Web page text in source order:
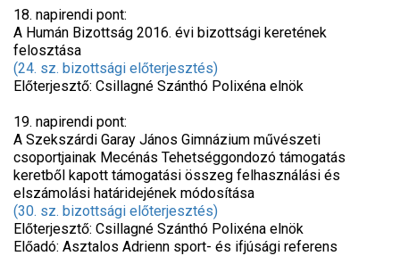
18. napirendi pont:
A Humán Bizottság 2016. évi bizottsági keretének
felosztása
(24. sz. bizottsági előterjesztés)
Előterjesztő: Csillagné Szánthó Polixéna elnök
19. napirendi pont:
A Szekszárdi Garay János Gimnázium művészeti
csoportjainak Mecénás Tehetséggondozó támogatás
keretből kapott támogatási összeg felhasználási és
elszámolási határidejének módosítása
(30. sz. bizottsági előterjesztés)
Előterjesztő: Csillagné Szánthó Polixéna elnök
Előadó: Asztalos Adrienn sport- és ifjúsági referens